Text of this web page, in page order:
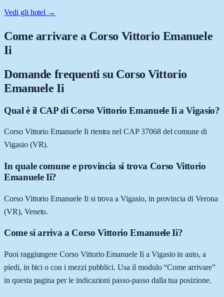
Vedi gli hotel →
Come arrivare a Corso Vittorio Emanuele
Ii
Domande frequenti su Corso Vittorio
Emanuele Ii
Qual è il CAP di Corso Vittorio Emanuele Ii a Vigasio?
Corso Vittorio Emanuele Ii rientra nel CAP 37068 del comune di
Vigasio (VR).
In quale comune e provincia si trova Corso Vittorio
Emanuele Ii?
Corso Vittorio Emanuele Ii si trova a Vigasio, in provincia di Verona
(VR), Veneto.
Come si arriva a Corso Vittorio Emanuele Ii?
Puoi raggiungere Corso Vittorio Emanuele Ii a Vigasio in auto, a
piedi, in bici o con i mezzi pubblici. Usa il modulo “Come arrivare”
in questa pagina per le indicazioni passo-passo dalla tua posizione.